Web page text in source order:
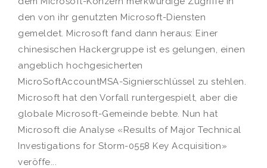
den von ihr genutzten Microsoft-Diensten
gemeldet. Microsoft fand dann heraus: Einer
chinesischen Hackergruppe ist es gelungen, einen
angeblich hochgesicherten
MicroSoftAccountMSA-Signierschlüssel zu stehlen.
Microsoft hat den Vorfall runtergespielt, aber die
globale Microsoft-Gemeinde bebte. Nun hat
Microsoft die Analyse «Results of Major Technical
Investigations for Storm-0558 Key Acquisition»
veröffe...